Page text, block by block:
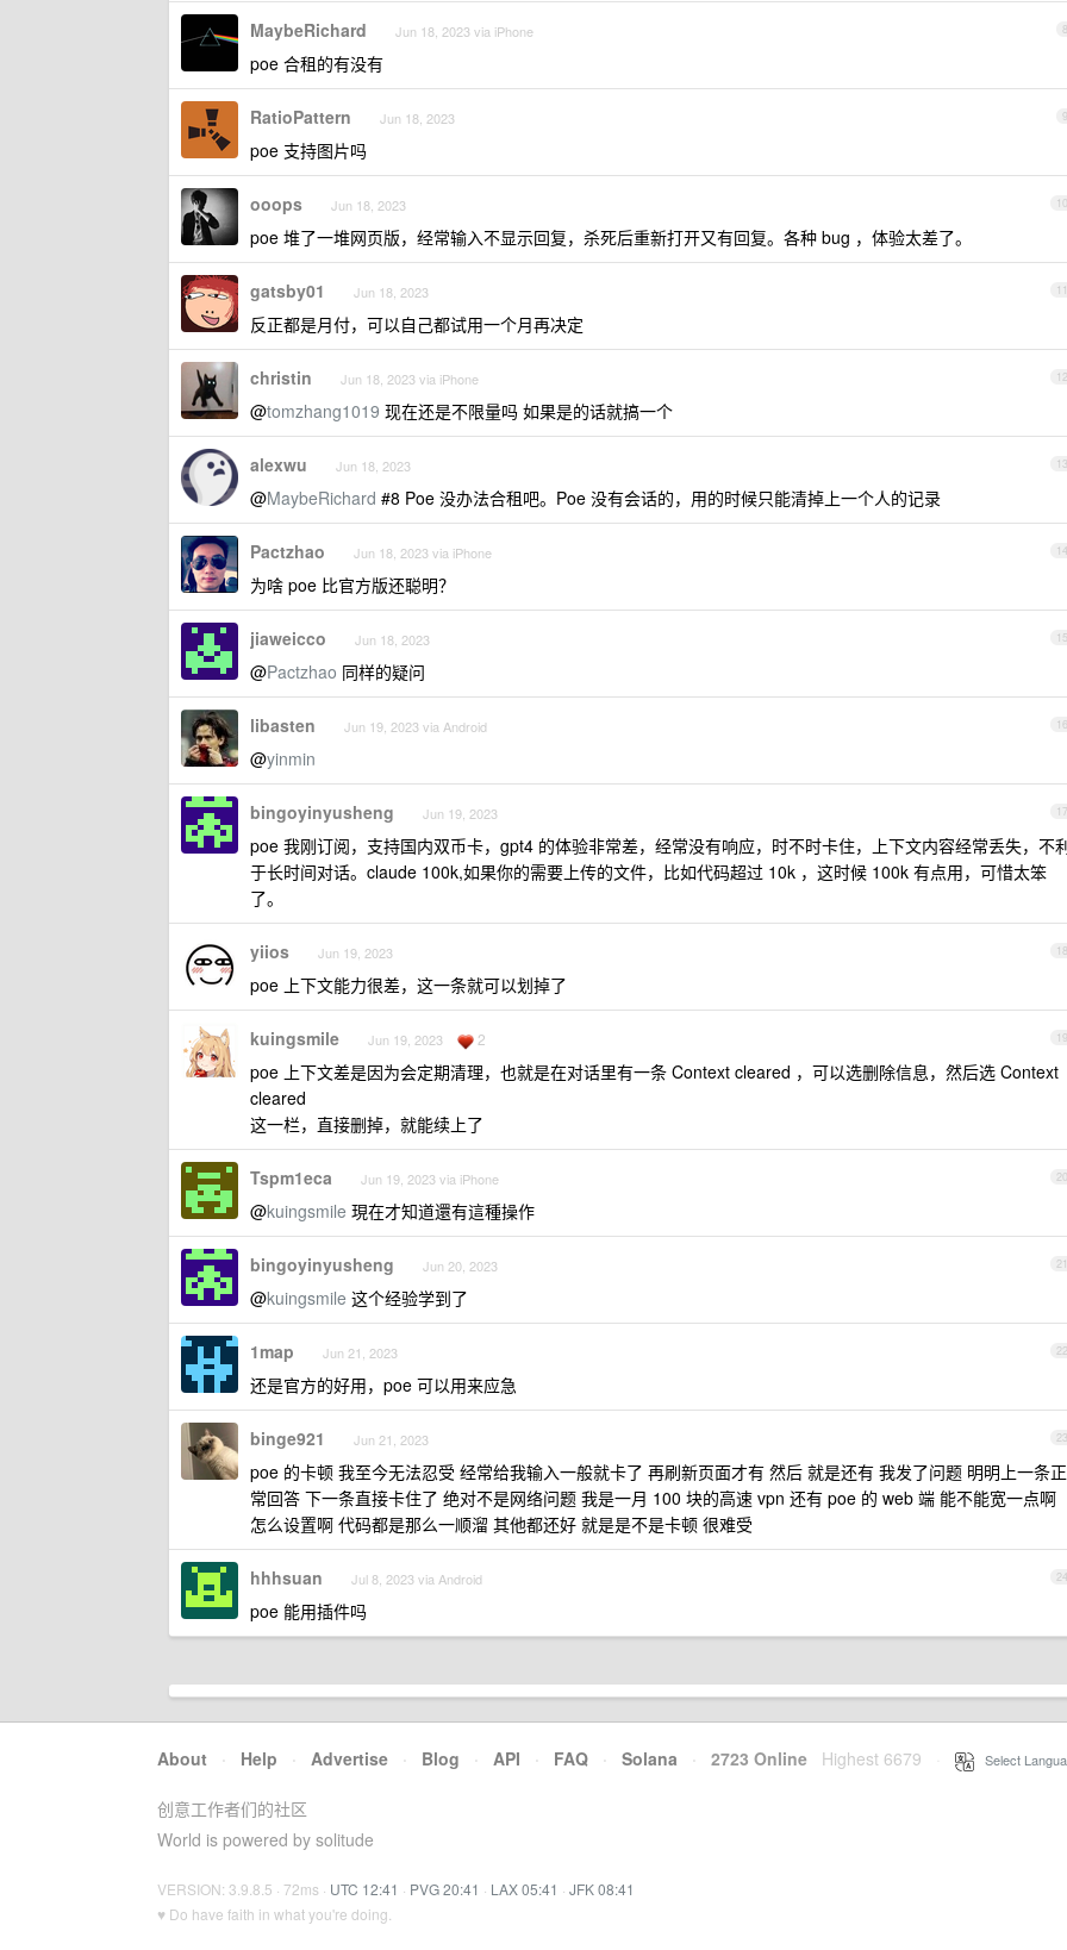
8
MaybeRichard Jun 18, 2023 via iPhone
poe 合租的有没有
9
RatioPattern Jun 18, 2023
poe 支持图片吗
10
ooops Jun 18, 2023
poe 堆了一堆网页版，经常输入不显示回复，杀死后重新打开又有回复。各种 bug ，体验太差了。
11
gatsby01 Jun 18, 2023
反正都是月付，可以自己都试用一个月再决定
12
christin Jun 18, 2023 via iPhone
@tomzhang1019 现在还是不限量吗 如果是的话就搞一个
13
alexwu Jun 18, 2023
@MaybeRichard #8 Poe 没办法合租吧。Poe 没有会话的，用的时候只能清掉上一个人的记录
14
Pactzhao Jun 18, 2023 via iPhone
为啥 poe 比官方版还聪明？
15
jiaweicco Jun 18, 2023
@Pactzhao 同样的疑问
16
libasten Jun 19, 2023 via Android
@yinmin
17
bingoyinyusheng Jun 19, 2023
poe 我刚订阅，支持国内双币卡，gpt4 的体验非常差，经常没有响应，时不时卡住，上下文内容经常丢失，不
于长时间对话。claude 100k,如果你的需要上传的文件，比如代码超过 10k ，这时候 100k 有点用，可惜太笨
了。
18
yiios Jun 19, 2023
poe 上下文能力很差，这一条就可以划掉了
19
kuingsmile Jun 19, 2023 2
poe 上下文差是因为会定期清理，也就是在对话里有一条 Context cleared ，可以选删除信息，然后选 Context
cleared
这一栏，直接删掉，就能续上了
20
Tspm1eca Jun 19, 2023 via iPhone
@kuingsmile 現在才知道還有這種操作
21
bingoyinyusheng Jun 20, 2023
@kuingsmile 这个经验学到了
22
1map Jun 21, 2023
还是官方的好用，poe 可以用来应急
23
binge921 Jun 21, 2023
poe 的卡顿 我至今无法忍受 经常给我输入一般就卡了 再刷新页面才有 然后 就是还有 我发了问题 明明上一条正
常回答 下一条直接卡住了 绝对不是网络问题 我是一月 100 块的高速 vpn 还有 poe 的 web 端 能不能宽一点啊
怎么设置啊 代码都是那么一顺溜 其他都还好 就是是不是卡顿 很难受
24
hhhsuan Jul 8, 2023 via Android
poe 能用插件吗
About · Help · Advertise · Blog · API · FAQ · Solana · 2723 Online Highest 6679 Select
创意工作者们的社区
World is powered by solitude
VERSION: 3.9.8.5 · 72ms · UTC 12:41 · PVG 20:41 · LAX 05:41 · JFK 08:41
♥ Do have faith in what you're doing.